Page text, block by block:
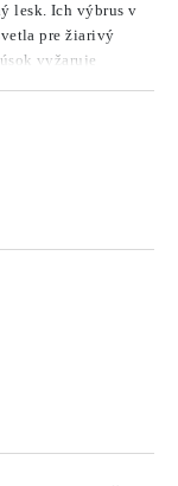
lesk. Ich výbrus v
pre žiarivý
vyžaruje